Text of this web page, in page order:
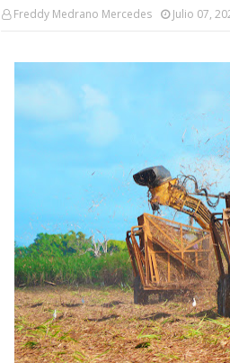
Freddy Medrano Mercedes Julio 07,